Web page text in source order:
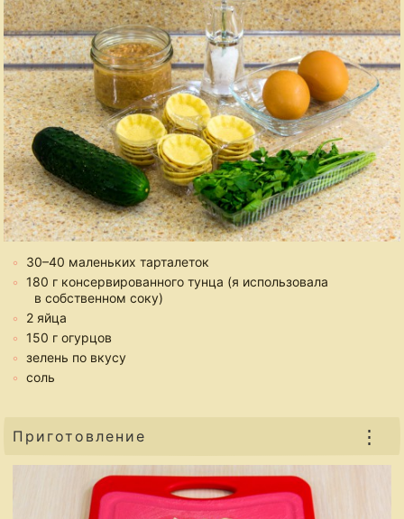
30–40 маленьких тарталеток
180 г консервированного тунца (я использовала
в собственном соку)
2 яйца
150 г огурцов
зелень по вкусу
соль
Приготовление ⋮